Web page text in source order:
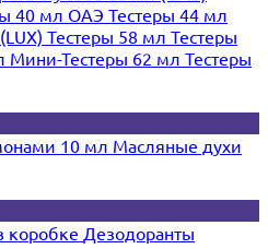
40 мл ОАЭ Тестеры 44 мл
Тестеры 58 мл Тестеры
Мини-Тестеры 62 мл Тестеры
10 мл Масляные духи
коробке Дезодоранты